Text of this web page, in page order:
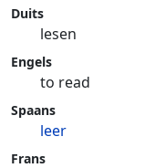
Duits
lesen
Engels
to read
Spaans
leer
Frans